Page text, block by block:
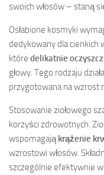
swoich włosów – staną
Osłabione kosmyki
dedykowany dla cienkich
które delikatnie
głowy. Tego rodzaju
przygotowana na wzrost
Stosowanie ziołowego
korzyści zdrowotnych.
wspomagająkrążenie
wzrostowi włosów.
szczególnie efektywnie